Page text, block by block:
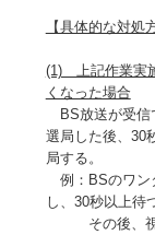
【具体的な対処
(1) 上記作業実
くなった場合
BS放送が受信
選局した後、30
局する。
例：BSのワン
し、30秒以上待
その後、視聴